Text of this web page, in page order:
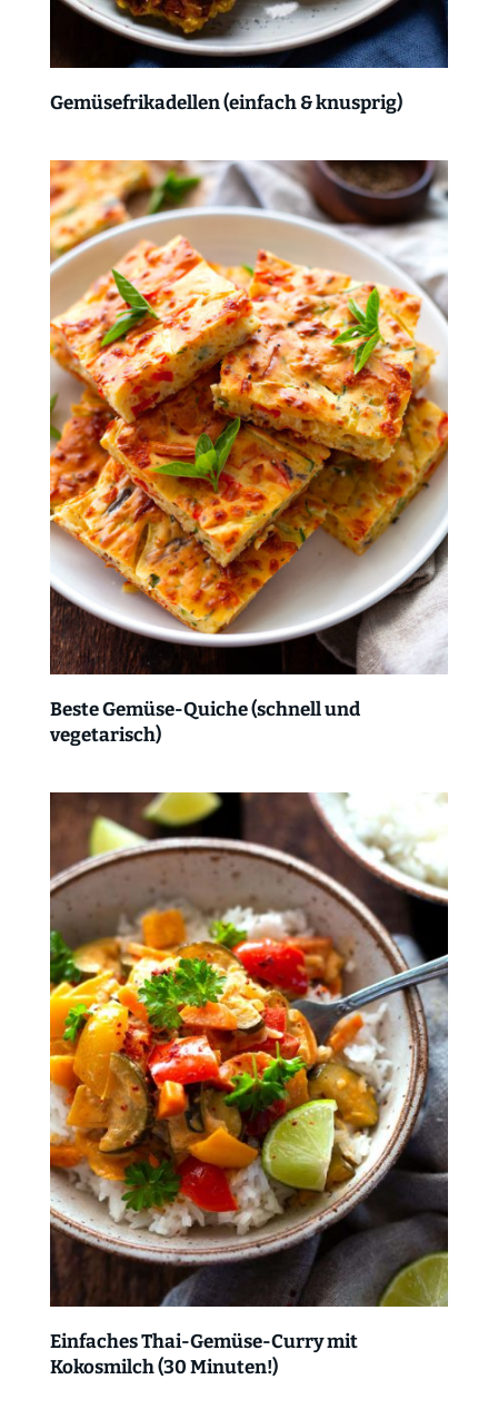
Gemüsefrikadellen (einfach & knusprig)
Beste Gemüse-Quiche (schnell und
vegetarisch)
Einfaches Thai-Gemüse-Curry mit
Kokosmilch (30 Minuten!)